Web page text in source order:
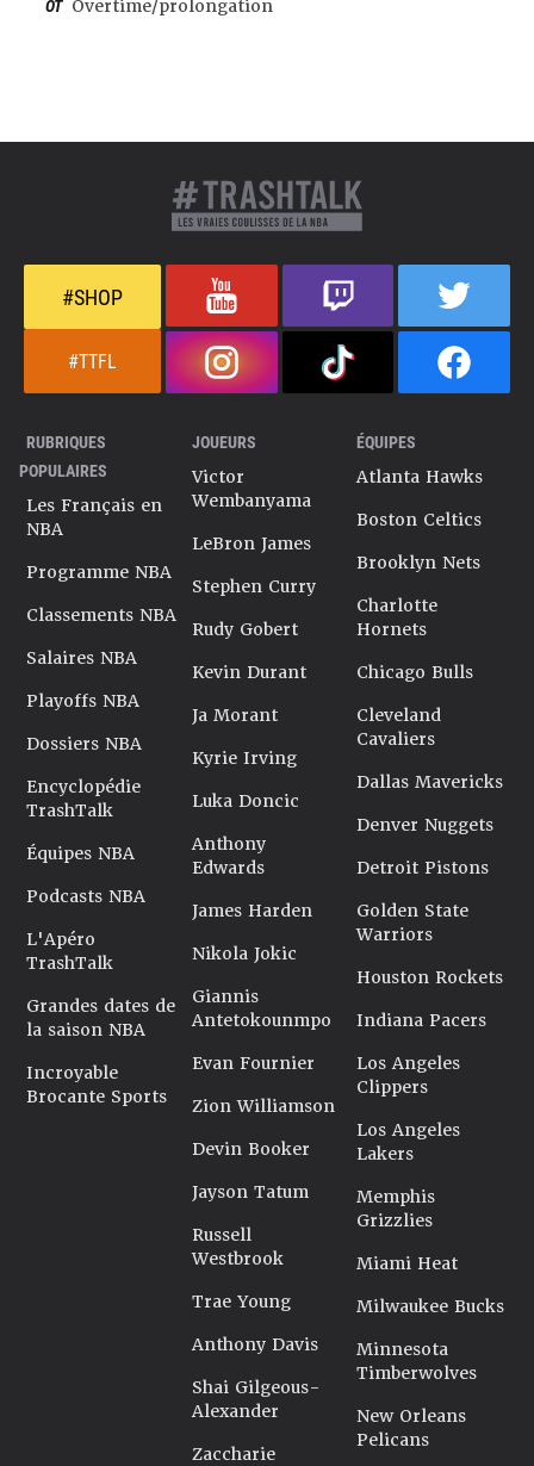
OT Overtime/prolongation
#SHOP
#TTFL
RUBRIQUES
POPULAIRES
Les Français en
NBA
Programme NBA
Classements NBA
Salaires NBA
Playoffs NBA
Dossiers NBA
Encyclopédie
TrashTalk
Équipes NBA
Podcasts NBA
L'Apéro
TrashTalk
Grandes dates de
la saison NBA
Incroyable
Brocante Sports
JOUEURS
Victor
Wembanyama
LeBron James
Stephen Curry
Rudy Gobert
Kevin Durant
Ja Morant
Kyrie Irving
Luka Doncic
Anthony
Edwards
James Harden
Nikola Jokic
Giannis
Antetokounmpo
Evan Fournier
Zion Williamson
Devin Booker
Jayson Tatum
Russell
Westbrook
Trae Young
Anthony Davis
Shai Gilgeous-
Alexander
Zaccharie
ÉQUIPES
Atlanta Hawks
Boston Celtics
Brooklyn Nets
Charlotte
Hornets
Chicago Bulls
Cleveland
Cavaliers
Dallas Mavericks
Denver Nuggets
Detroit Pistons
Golden State
Warriors
Houston Rockets
Indiana Pacers
Los Angeles
Clippers
Los Angeles
Lakers
Memphis
Grizzlies
Miami Heat
Milwaukee Bucks
Minnesota
Timberwolves
New Orleans
Pelicans